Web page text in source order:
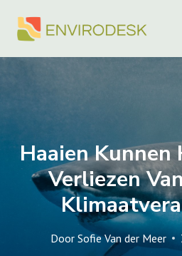
naar
Haaien Kunnen
Verliezen
Door Sofie Van der Meer